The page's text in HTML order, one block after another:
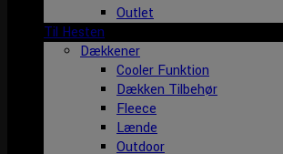
Outlet
Til Hesten
Dækkener
Cooler Funktion
Dækken Tilbehør
Fleece
Lænde
Outdoor